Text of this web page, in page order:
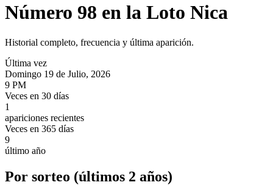
Número 98 en la Loto Nica
Historial completo, frecuencia y última aparición.
Última vez
Domingo 19 de Julio, 2026
9 PM
Veces en 30 días
1
apariciones recientes
Veces en 365 días
9
último año
Por sorteo (últimos 2 años)